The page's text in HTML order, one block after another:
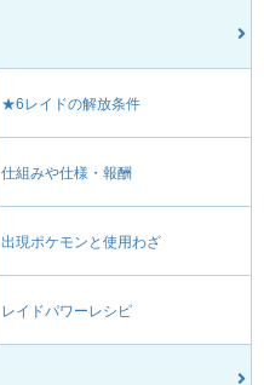
★6レイドの解放条件
仕組みや仕様・報酬
出現ポケモンと使用わざ
レイドパワーレシピ